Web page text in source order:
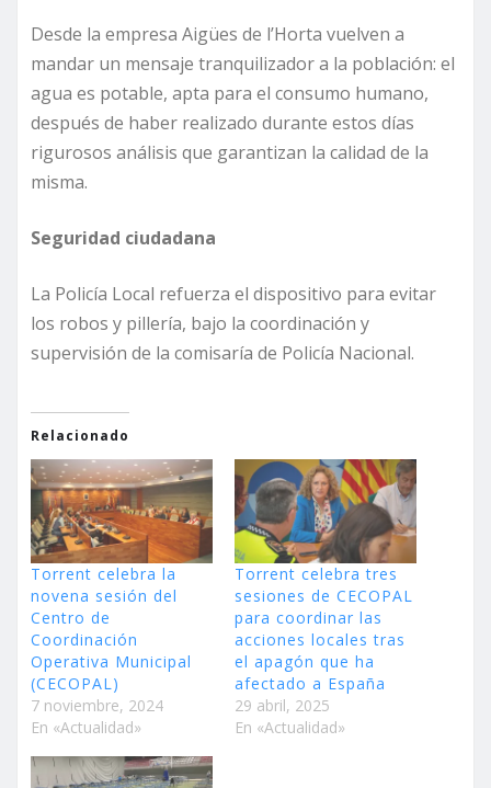
Desde la empresa Aigües de l’Horta vuelven a
mandar un mensaje tranquilizador a la población: el
agua es potable, apta para el consumo humano,
después de haber realizado durante estos días
rigurosos análisis que garantizan la calidad de la
misma.
Seguridad ciudadana
La Policía Local refuerza el dispositivo para evitar
los robos y pillería, bajo la coordinación y
supervisión de la comisaría de Policía Nacional.
Relacionado
Torrent celebra la
novena sesión del
Centro de
Coordinación
Operativa Municipal
(CECOPAL)
7 noviembre, 2024
En «Actualidad»
Torrent celebra tres
sesiones de CECOPAL
para coordinar las
acciones locales tras
el apagón que ha
afectado a España
29 abril, 2025
En «Actualidad»